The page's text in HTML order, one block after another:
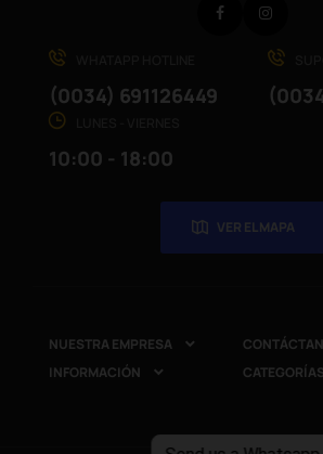
(0034) 691126449
10:00 - 18:00
VER EL MAPA
Facebook
NUESTRA EMPRESA 
INFORMACIÓN  CATEGORÍAS